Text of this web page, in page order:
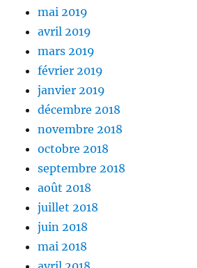
mai 2019
avril 2019
mars 2019
février 2019
janvier 2019
décembre 2018
novembre 2018
octobre 2018
septembre 2018
août 2018
juillet 2018
juin 2018
mai 2018